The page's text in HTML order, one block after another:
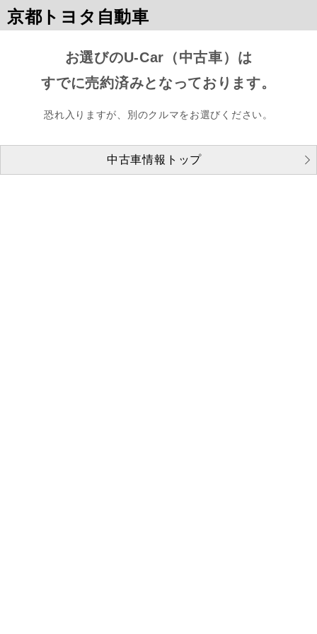
京都トヨタ自動車
お選びのU-Car（中古車）は
すでに売約済みとなっております。
恐れ入りますが、別のクルマをお選びください。
中古車情報トップ